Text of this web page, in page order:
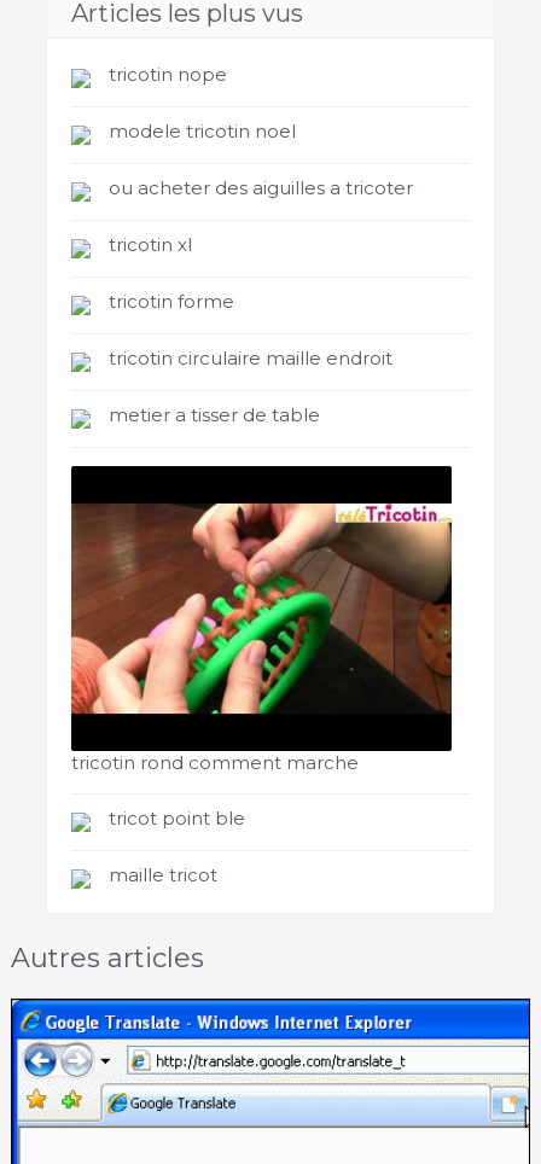
Articles les plus vus
tricotin nope
modele tricotin noel
ou acheter des aiguilles a tricoter
tricotin xl
tricotin forme
tricotin circulaire maille endroit
metier a tisser de table
tricotin rond comment marche
tricot point ble
maille tricot
Autres articles